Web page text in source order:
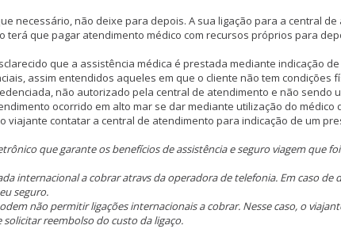
necessário, não deixe para depois. A sua ligação para a central
terá que pagar atendimento médico com recursos próprios para
que a assistência médica é prestada mediante indicação
assim entendidos aqueles em que o cliente não tem
não autorizado pela central de atendimento e não sendo
ocorrido em alto mar se dar mediante utilização do
viajante contatar a central de atendimento para indicação de um
que garante os benefícios de assistência e seguro viagem que
internacional a cobrar atravs da operadora de telefonia. Em caso
seguro.
não permitir ligações internacionais a cobrar. Nesse caso, o
reembolso do custo da ligaço.